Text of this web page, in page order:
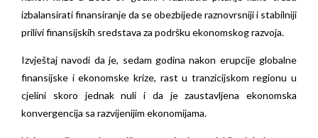
izbalansirati finansiranje da se obezbijede raznovrsniji i stabilniji
prilivi finansijskih sredstava za podršku ekonomskog razvoja.
Izvještaj navodi da je, sedam godina nakon erupcije globalne
finansijske i ekonomske krize, rast u tranzicijskom regionu u
cjelini skoro jednak nuli i da je zaustavljena ekonomska
konvergencija sa razvijenijim ekonomijama.